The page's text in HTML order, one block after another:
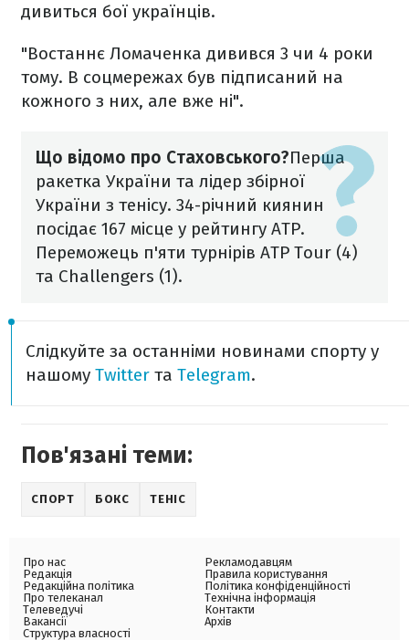
дивиться бої українців.
"Востаннє Ломаченка дивився 3 чи 4 роки
тому. В соцмережах був підписаний на
кожного з них, але вже ні".
Що відомо про Стаховського?Перша
ракетка України та лідер збірної
України з тенісу. 34-річний киянин
посідає 167 місце у рейтингу ATP.
Переможець п'яти турнірів ATP Tour (4)
та Challengers (1).
Слідкуйте за останніми новинами спорту у
нашому Twitter та Telegram.
Пов'язані теми:
СПОРТ БОКС ТЕНІС
Про нас
Редакція
Редакційна політика
Про телеканал
Телеведучі
Вакансії
Структура власності
Рекламодавцям
Правила користування
Політика конфіденційності
Технічна інформація
Контакти
Архів